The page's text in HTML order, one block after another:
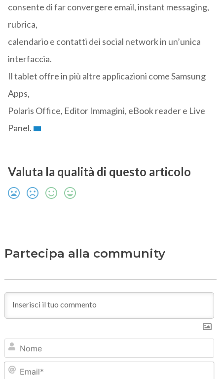
consente di far convergere email, instant messaging,
rubrica,
calendario e contatti dei social network in un’unica
interfaccia.
Il tablet offre in più altre applicazioni come Samsung
Apps,
Polaris Office, Editor Immagini, eBook reader e Live
Panel.
Valuta la qualità di questo articolo
Partecipa alla community